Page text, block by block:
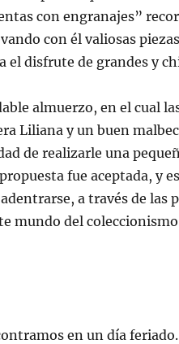
con engranajes”
con él valiosas
el disfrute de grandes y
almuerzo, en el cual
Liliana y un buen
de realizarle una
fue aceptada, y
a través de las
mundo del
en un día